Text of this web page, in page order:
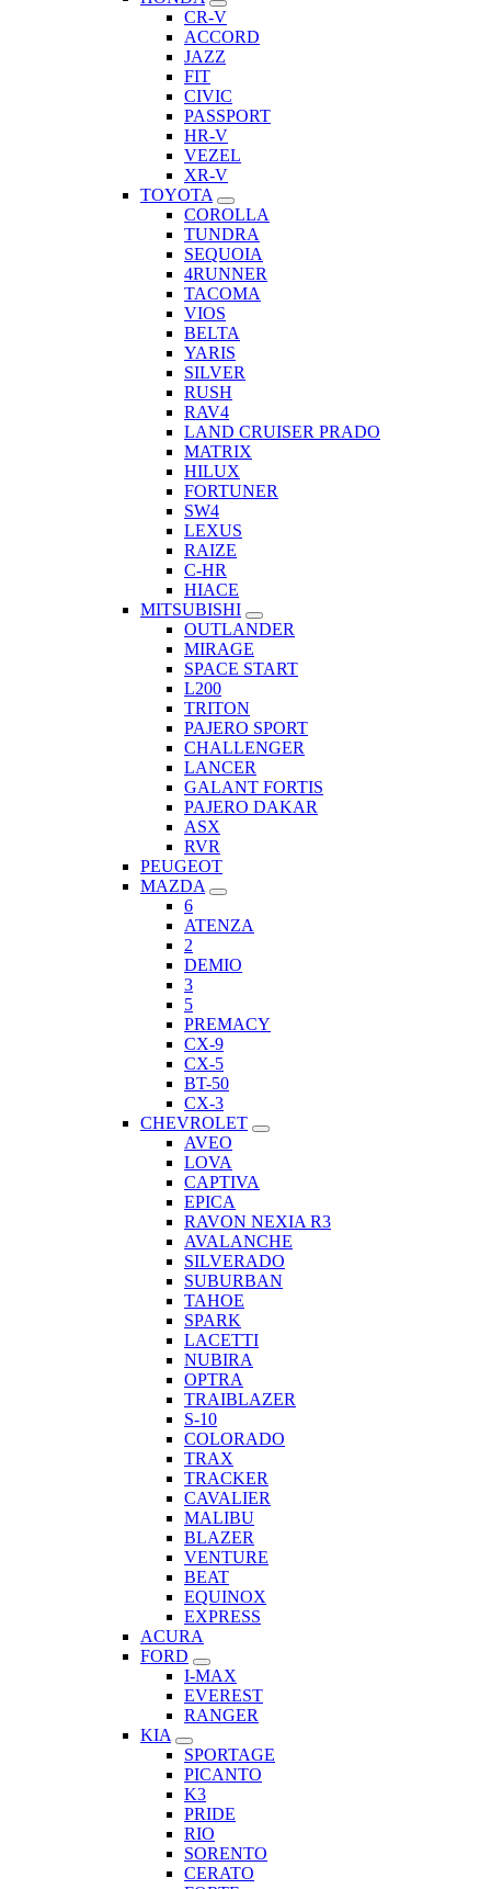
CR-V
ACCORD
JAZZ
FIT
CIVIC
PASSPORT
HR-V
VEZEL
XR-V
TOYOTA
COROLLA
TUNDRA
SEQUOIA
4RUNNER
TACOMA
VIOS
BELTA
YARIS
SILVER
RUSH
RAV4
LAND CRUISER PRADO
MATRIX
HILUX
FORTUNER
SW4
LEXUS
RAIZE
C-HR
HIACE
MITSUBISHI
OUTLANDER
MIRAGE
SPACE START
L200
TRITON
PAJERO SPORT
CHALLENGER
LANCER
GALANT FORTIS
PAJERO DAKAR
ASX
RVR
PEUGEOT
MAZDA
6
ATENZA
2
DEMIO
3
5
PREMACY
CX-9
CX-5
BT-50
CX-3
CHEVROLET
AVEO
LOVA
CAPTIVA
EPICA
RAVON NEXIA R3
AVALANCHE
SILVERADO
SUBURBAN
TAHOE
SPARK
LACETTI
NUBIRA
OPTRA
TRAIBLAZER
S-10
COLORADO
TRAX
TRACKER
CAVALIER
MALIBU
BLAZER
VENTURE
BEAT
EQUINOX
EXPRESS
ACURA
FORD
I-MAX
EVEREST
RANGER
KIA
SPORTAGE
PICANTO
K3
PRIDE
RIO
SORENTO
CERATO